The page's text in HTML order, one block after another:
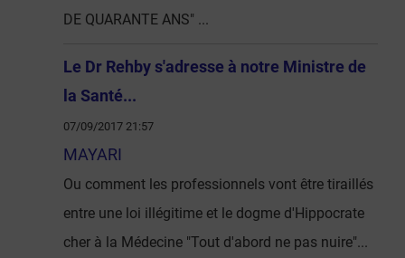
DE QUARANTE ANS" ...
Le Dr Rehby s'adresse à notre Ministre de
la Santé...
07/09/2017 21:57
MAYARI
Ou comment les professionnels vont être tiraillés
entre une loi illégitime et le dogme d'Hippocrate
cher à la Médecine "Tout d'abord ne pas nuire"...